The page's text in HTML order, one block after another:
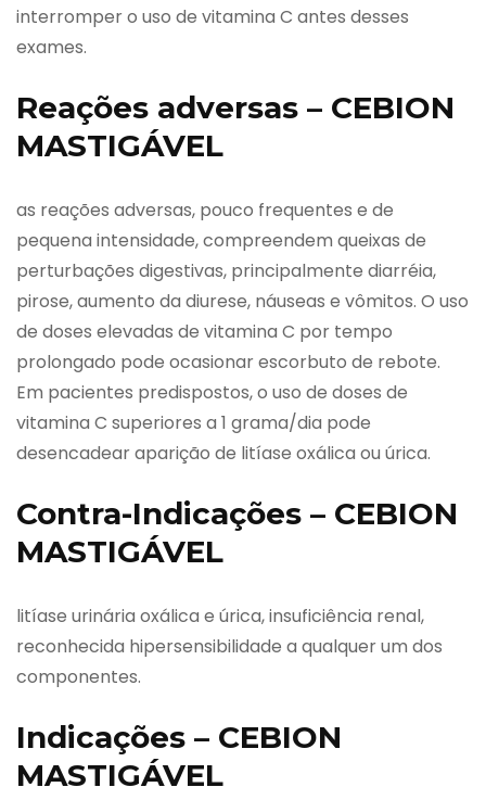
interromper o uso de vitamina C antes desses
exames.
Reações adversas – CEBION
MASTIGÁVEL
as reações adversas, pouco frequentes e de
pequena intensidade, compreendem queixas de
perturbações digestivas, principalmente diarréia,
pirose, aumento da diurese, náuseas e vômitos. O uso
de doses elevadas de vitamina C por tempo
prolongado pode ocasionar escorbuto de rebote.
Em pacientes predispostos, o uso de doses de
vitamina C superiores a 1 grama/dia pode
desencadear aparição de litíase oxálica ou úrica.
Contra-Indicações – CEBION
MASTIGÁVEL
litíase urinária oxálica e úrica, insuficiência renal,
reconhecida hipersensibilidade a qualquer um dos
componentes.
Indicações – CEBION
MASTIGÁVEL